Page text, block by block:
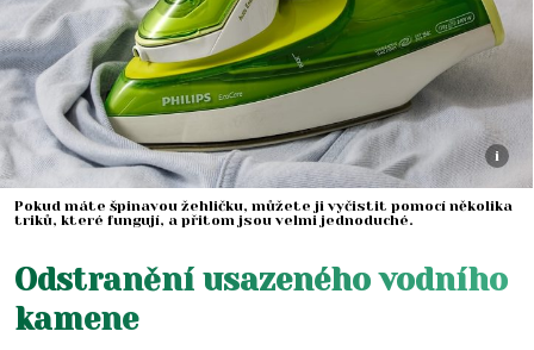
i
Pokud máte špinavou žehličku, můžete ji vyčistit pomocí několika
triků, které fungují, a přitom jsou velmi jednoduché.
Odstranění usazeného vodního
kamene